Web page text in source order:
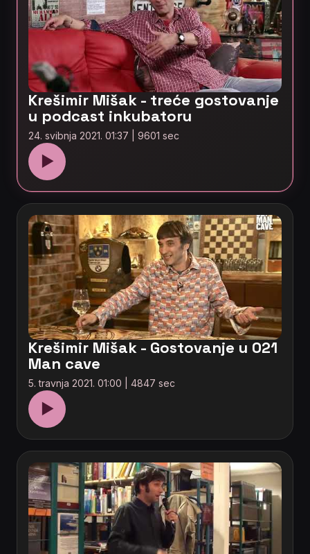
Krešimir Mišak - treće gostovanje
u podcast inkubatoru
24. svibnja 2021. 01:37 | 9601 sec
▶
Krešimir Mišak - Gostovanje u 021
Man cave
5. travnja 2021. 01:00 | 4847 sec
▶